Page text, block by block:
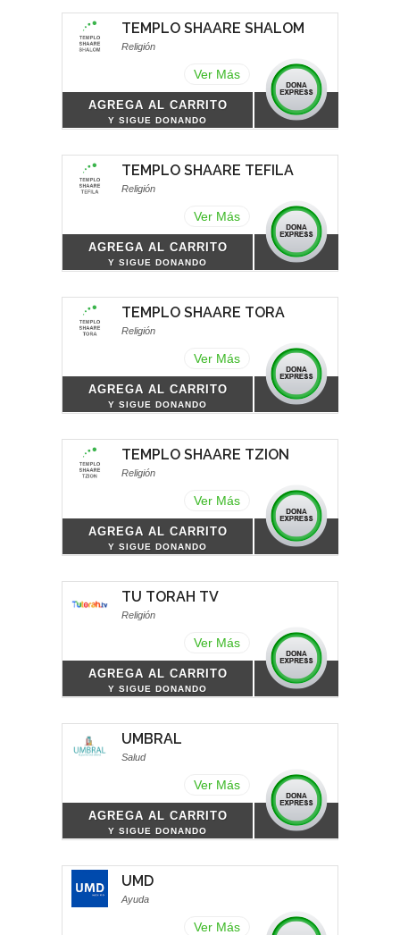
TEMPLO SHAARE SHALOM
Religión
Ver Más
AGREGA AL CARRITO
Y SIGUE DONANDO
TEMPLO SHAARE TEFILA
Religión
Ver Más
AGREGA AL CARRITO
Y SIGUE DONANDO
TEMPLO SHAARE TORA
Religión
Ver Más
AGREGA AL CARRITO
Y SIGUE DONANDO
TEMPLO SHAARE TZION
Religión
Ver Más
AGREGA AL CARRITO
Y SIGUE DONANDO
TU TORAH TV
Religión
Ver Más
AGREGA AL CARRITO
Y SIGUE DONANDO
UMBRAL
Salud
Ver Más
AGREGA AL CARRITO
Y SIGUE DONANDO
UMD
Ayuda
Ver Más